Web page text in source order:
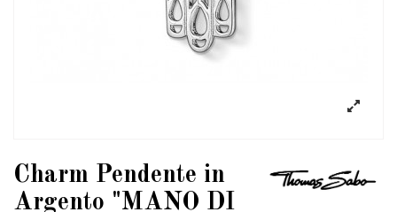
Charm Pendente in
Argento "MANO DI